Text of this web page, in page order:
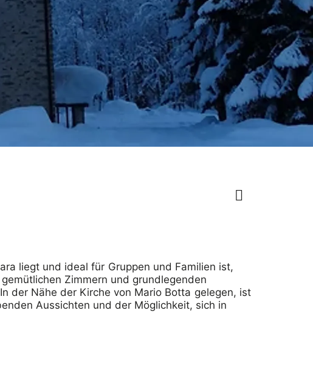
liegt und ideal für Gruppen und Familien ist,
Zimmern und grundlegenden
der Nähe der Kirche von Mario Botta gelegen, ist
Aussichten und der Möglichkeit, sich in